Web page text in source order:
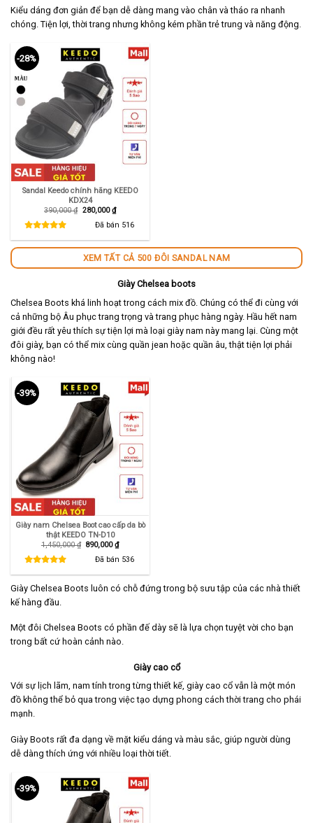
Kiểu dáng đơn giản để bạn dễ dàng mang vào chân và tháo ra nhanh
chóng. Tiện lợi, thời trang nhưng không kém phần trẻ trung và năng động.
-28%
Sandal Keedo chính hãng KEEDO
KDX24
390,000₫ Giá
280,000₫Giá
hiện
tại
Đã bán 516
XEM TẤT CẢ 500 ĐÔI SANDAL NAM
Giày Chelsea boots
Chelsea Boots khá linh hoạt trong cách mix đồ. Chúng có thể đi cùng với
cả những bộ Âu phục trang trọng và trang phục hàng ngày. Hầu hết nam
giới đều rất yêu thích sự tiện lợi mà loại giày nam này mang lại. Cùng một
đôi giày, bạn có thể mix cùng quần jean hoặc quần âu, thật tiện lợi phải
không nào!
-39%
Giày nam Chelsea Boot cao cấp da bò
thật KEEDO TN-D10
1,450,000₫ Giá
890,000₫Giá
hiện
tại
Đã bán 536
Giày Chelsea Boots luôn có chỗ đứng trong bộ sưu tập của các nhà thiết
kế hàng đầu.
Một đôi Chelsea Boots có phần đế dày sẽ là lựa chọn tuyệt vời cho bạn
trong bất cứ hoàn cảnh nào.
Giày cao cổ
Với sự lịch lãm, nam tính trong từng thiết kế, giày cao cổ vẫn là một món
đồ không thể bỏ qua trong việc tạo dựng phong cách thời trang cho phái
mạnh.
Giày Boots rất đa dạng về mặt kiểu dáng và màu sắc, giúp người dùng
dễ dàng thích ứng với nhiều loại thời tiết.
-39%